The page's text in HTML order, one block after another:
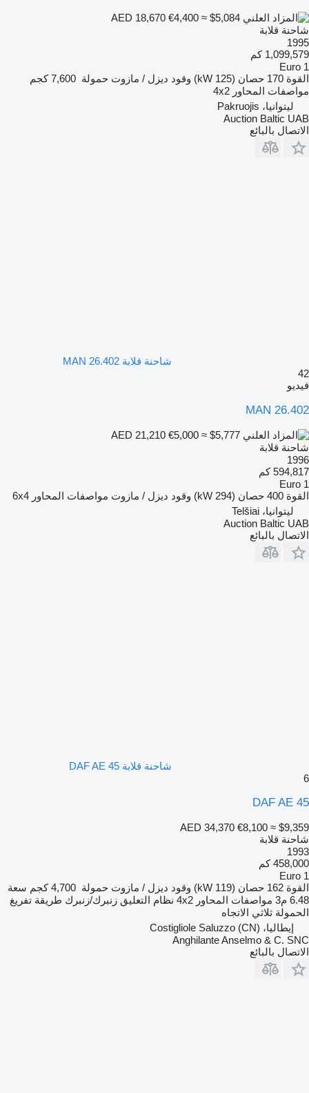
€4,400 ≈ $5,084
شاحنة قلابة
1995
1,099,579 كم
Euro 1
القوة 170 حصان (125 kW) وقود ديزل / مازوت حمولة 7,600 كجم
مواصفات المحاور 4x2
ليتوانيا، Pakruojis
Auction Baltic UAB
الاتصال بالبائع
شاحنة قلابة MAN 26.402
42
فيديو
MAN 26.402
€5,000 ≈ $5,777
شاحنة قلابة
1996
594,817 كم
Euro 1
القوة 400 حصان (294 kW) وقود ديزل / مازوت مواصفات المحاور 6x4
ليتوانيا، Telšiai
Auction Baltic UAB
الاتصال بالبائع
شاحنة قلابة DAF AE 45
6
DAF AE 45
AED 34,370 €8,100 ≈ $9,359
شاحنة قلابة
1993
458,000 كم
Euro 1
القوة 162 حصان (119 kW) وقود ديزل / مازوت حمولة 4,700 كجم
سعة
6.48 م3
مواصفات المحاور 4x2 نظام التعليق زنبرك/زنبرك طريقة تفريغ
الحمولة ثلاثي الاتجاه
إيطاليا، Costigliole Saluzzo (CN)
Anghilante Anselmo & C. SNC
الاتصال بالبائع